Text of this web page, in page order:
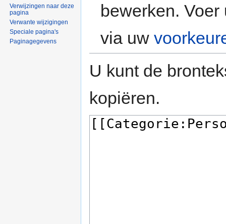
bewerken.
via uw
U kunt de
kopiëren.
Verwijzingen naar deze
pagina
Verwante wijzigingen
Speciale pagina's
Paginagegevens